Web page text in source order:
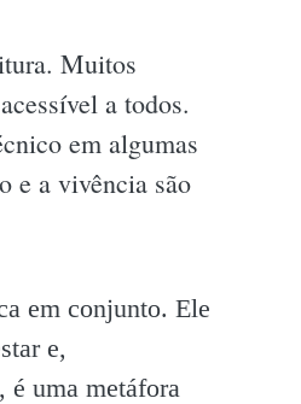
Muitos
a todos.
em algumas
e a vivência são
em conjunto. Ele
e,
é uma metáfora